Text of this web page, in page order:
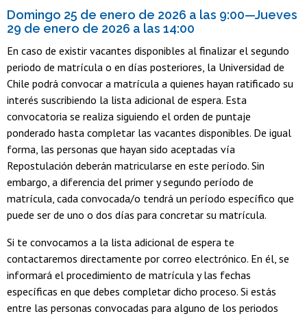
Domingo 25 de enero de 2026 a las 9:00—Jueves
29 de enero de 2026 a las 14:00
En caso de existir vacantes disponibles al finalizar el segundo
periodo de matrícula o en días posteriores, la Universidad de
Chile podrá convocar a matrícula a quienes hayan ratificado su
interés suscribiendo la lista adicional de espera. Esta
convocatoria se realiza siguiendo el orden de puntaje
ponderado hasta completar las vacantes disponibles. De igual
forma, las personas que hayan sido aceptadas vía
Repostulación deberán matricularse en este período. Sin
embargo, a diferencia del primer y segundo período de
matrícula, cada convocada/o tendrá un período específico que
puede ser de uno o dos días para concretar su matrícula.
Si te convocamos a la lista adicional de espera te
contactaremos directamente por correo electrónico. En él, se
informará el procedimiento de matrícula y las fechas
específicas en que debes completar dicho proceso. Si estás
entre las personas convocadas para alguno de los periodos